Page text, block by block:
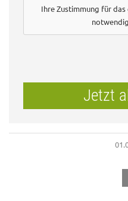
Ihre Zustimmung für
Jetzt